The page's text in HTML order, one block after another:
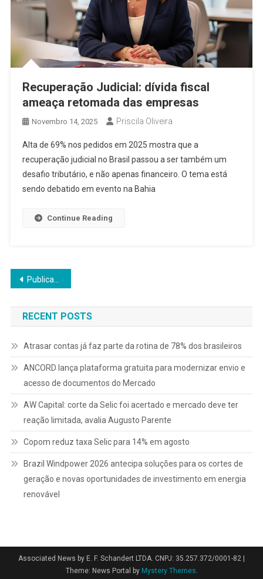
Recuperação Judicial: dívida fiscal
ameaça retomada das empresas
Novembro 14, 2025 Priscila Oliveira
Alta de 69% nos pedidos em 2025 mostra que a
recuperação judicial no Brasil passou a ser também um
desafio tributário, e não apenas financeiro. O tema está
sendo debatido em evento na Bahia
Continue Reading
Navegação
por
posts
Publicações mais antigas
RECENT POSTS
Atrasar contas já faz parte da rotina de 78% dos brasileiros
ANCORD lança plataforma gratuita para modernizar envio e
acesso de documentos do Mercado
AW Capital: corte da Selic foi acertado e mercado deve ter
reação limitada, avalia Augusto Parente
Copom reduz taxa Selic para 14% em agosto
Brazil Windpower 2026 antecipa soluções para os cortes de
geração e novas oportunidades de investimento em energia
renovável
Associated News by E. F. Schandert LTDA. CNPJ: 35.257.372/0001-82
Theme: News Portal by Mystery Themes.